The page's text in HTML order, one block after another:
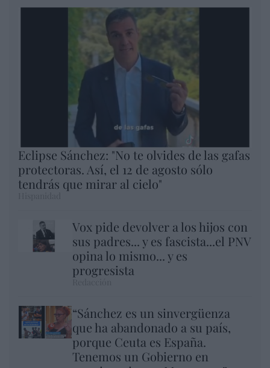
Eclipse Sánchez: "No te olvides de las gafas
protectoras. Así, el 12 de agosto sólo
tendrás que mirar al cielo"
Vox pide devolver a los hijos con
sus padres... y es fascista...el PNV
opina lo mismo... y es
progresista
“Sánchez es un sinvergüenza
que ha abandonado a su país,
porque Ceuta es España.
Tenemos un Gobierno en